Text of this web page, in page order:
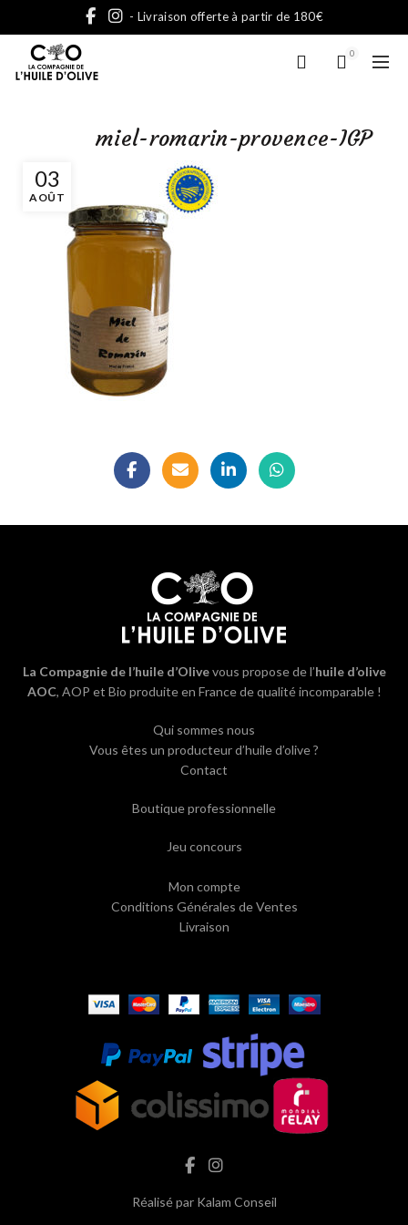
- Livraison offerte à partir de 180€
0
03
AOÛT
miel-romarin-provence-IGP
La Compagnie de l’huile d’Olivevous propose de l’huile d’olive
AOC, AOP et Bio produite en France de qualité incomparable !
Qui sommes nous
Vous êtes un producteur d’huile d’olive ?
Contact
Boutique professionnelle
Jeu concours
Mon compte
Conditions Générales de Ventes
Livraison
Réalisé par Kalam Conseil